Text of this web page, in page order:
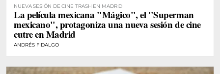
NUEVA SESIÓN DE CINE TRASH EN MADRID
La película mexicana "Mágico", el "Superman
mexicano", protagoniza una nueva sesión de cine
cutre en Madrid
ANDRÉS FIDALGO